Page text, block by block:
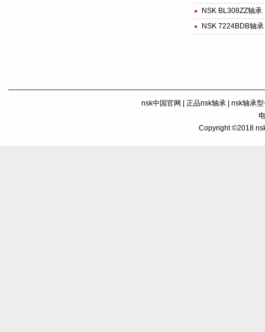
NSK BL308ZZ轴承
NSK 7224BDB轴承
nsk中国官网 |正品nsk轴承 |nsk轴承
Copyright ©2018